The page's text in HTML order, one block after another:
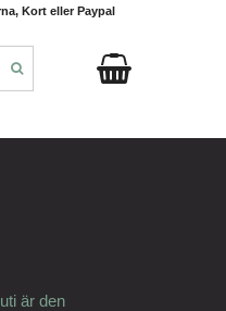
är den
Kort eller Paypal